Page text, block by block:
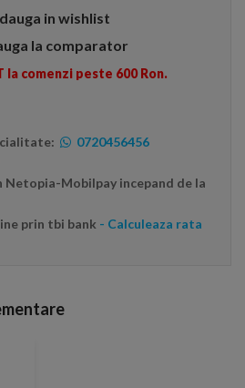
in wishlist
la comparator
la comenzi peste 600 Ron.
0720456456
Mobilpay incepand de la
prin tbi bank - Calculeaza rata